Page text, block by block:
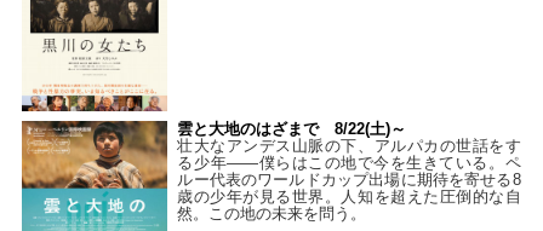
雲と大地のはざまで 8/22(土)～
壮大なアンデス山脈の下、アルパカの世話をす
る少年――僕らはこの地で今を生きている。ペ
ルー代表のワールドカップ出場に期待を寄せる8
歳の少年が見る世界。人知を超えた圧倒的な自
然。この地の未来を問う。